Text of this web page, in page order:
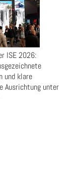
ISE 2026:
und klare
Ausrichtung unter